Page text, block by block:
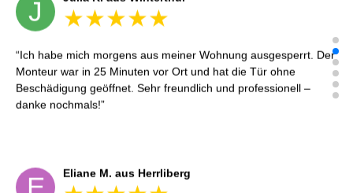
E
Ich hatte meinen Autoschlüssel im Kofferraum vergessen. Der
Techniker konnte den Wagen öffnen, ohne etwas zu